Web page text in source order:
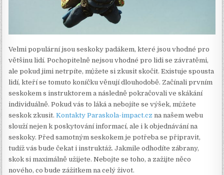
Velmi populární jsou seskoky padákem, které jsou vhodné pro
většinu lidí. Pochopitelně nejsou vhodné pro lidi se závratěmi,
ale pokud jimi netrpíte, můžete si zkusit skočit. Existuje spousta
lidí, kteří se tomuto koníčku věnují dlouhodobě. Začínali prvním
seskokem s instruktorem a následně pokračovali ve skákání
individuálně. Pokud vás to láká a nebojíte se výšek, můžete
seskok zkusit.Kontakty Paraskola-impact.cz na našem webu
slouží nejen k poskytování informací, ale i k objednávání na
seskoky. Před samotným seskokem je potřeba se připravit,
tudíž vás bude čekat i instruktáž. Jakmile odhodíte zábrany,
skok si maximálně užijete. Nebojte se toho, a zažijte něco
nového, co bude zážitkem na celý život.